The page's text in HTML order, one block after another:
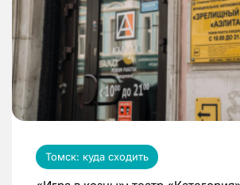
Томск: куда сходить